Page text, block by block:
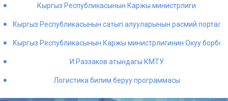
Кыргыз Республикасынын Каржы министрлиги
Кыргыз Республикасынын сатып алууларынын расмий порталы
Кыргыз Республикасынын Каржы министрлигинин Окуу
И.Раззаков атындагы КМТУ
Логистика билим беруу программасы